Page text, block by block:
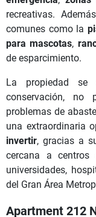
recreativas.
comunes como la
para mascotas,
de esparcimiento.
La propiedad se
conservación, no
problemas de
una extraordinaria
invertir, gracias a
cercana a centros
universidades,
del Gran Área
Apartment 212